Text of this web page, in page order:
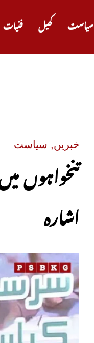
فنیات کھیل سیاست
خبریں, سیاست
تنخواہوں
اشارہ